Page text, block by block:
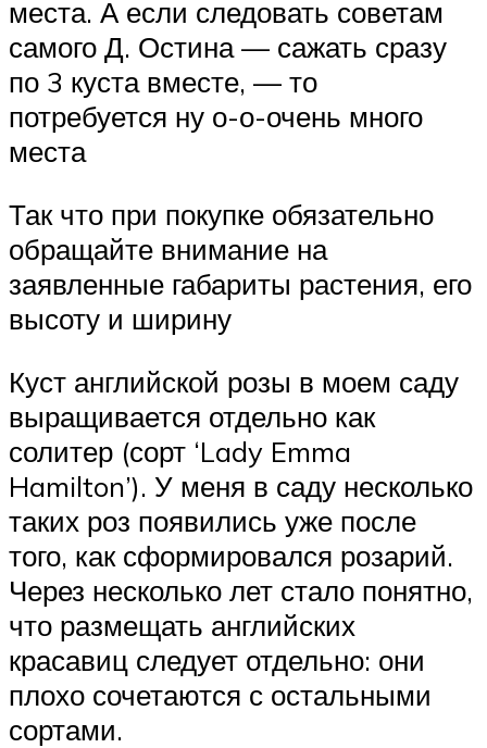
места. А если следовать советам
самого Д. Остина — сажать сразу
по 3 куста вместе, — то
потребуется ну о-о-очень много
места
Так что при покупке обязательно
обращайте внимание на
заявленные габариты растения, его
высоту и ширину
Куст английской розы в моем саду
выращивается отдельно как
солитер (сорт ‘Lady Emma
Hamilton’). У меня в саду несколько
таких роз появились уже после
того, как сформировался розарий.
Через несколько лет стало понятно,
что размещать английских
красавиц следует отдельно: они
плохо сочетаются с остальными
сортами.